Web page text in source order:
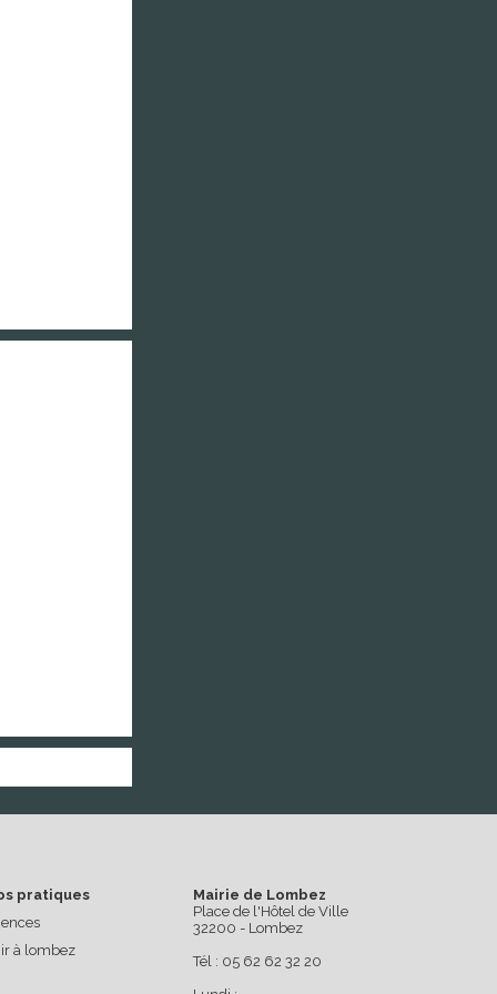
pratiques
à lombez
Mairie de Lombez
Place de l'Hôtel de Ville
32200 - Lombez
Tél : 05 62 62 32 20